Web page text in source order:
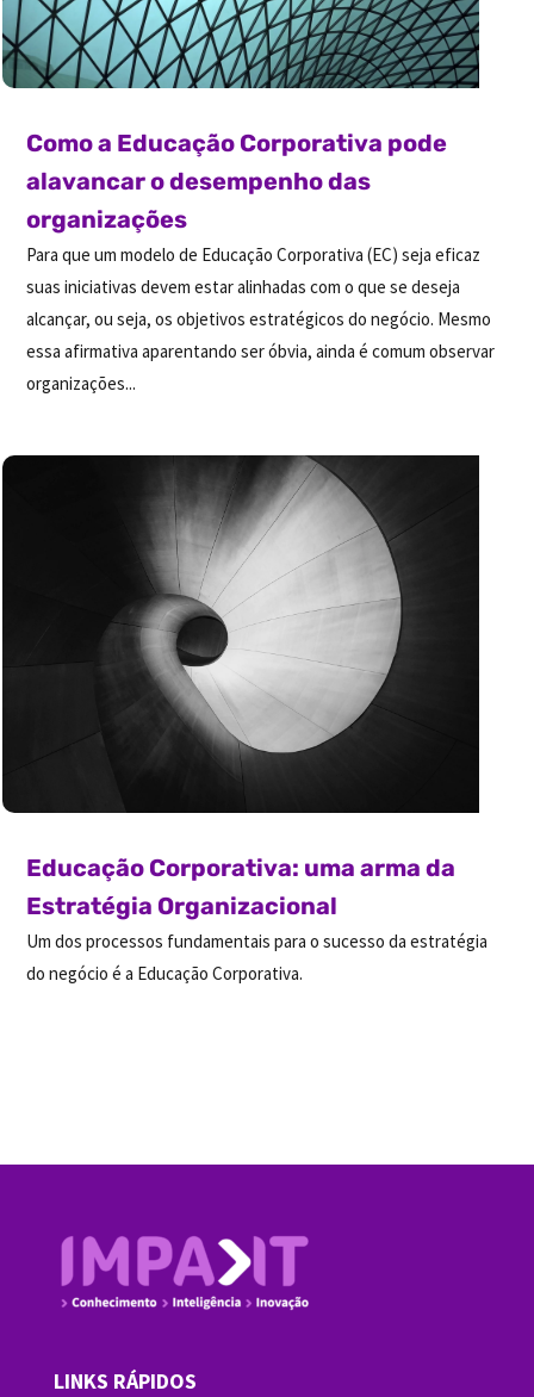
Como a Educação Corporativa pode
alavancar o desempenho das
organizações
Para que um modelo de Educação Corporativa (EC) seja eficaz
suas iniciativas devem estar alinhadas com o que se deseja
alcançar, ou seja, os objetivos estratégicos do negócio. Mesmo
essa afirmativa aparentando ser óbvia, ainda é comum observar
organizações...
Educação Corporativa: uma arma da
Estratégia Organizacional
Um dos processos fundamentais para o sucesso da estratégia
do negócio é a Educação Corporativa.
LINKS RÁPIDOS